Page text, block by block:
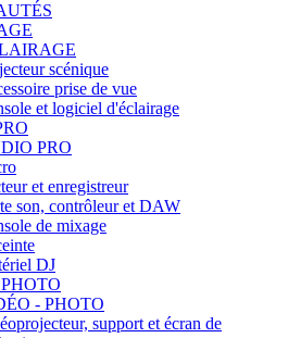
scénique
prise de vue
et logiciel d'éclairage
PRO
et enregistreur
son, contrôleur et DAW
de mixage
DJ
- PHOTO
support et écran de